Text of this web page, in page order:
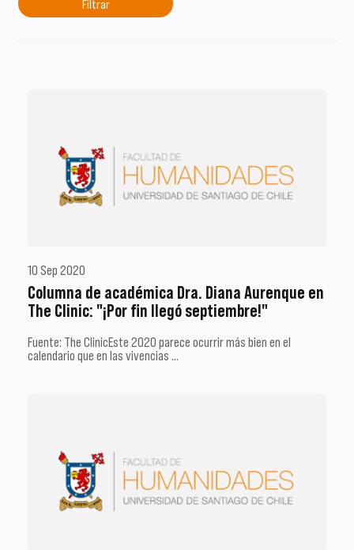
10 Sep 2020
Columna de académica Dra. Diana Aurenque en
The Clinic: "¡Por fin llegó septiembre!"
Fuente: The ClinicEste 2020 parece ocurrir más bien en el
calendario que en las vivencias …